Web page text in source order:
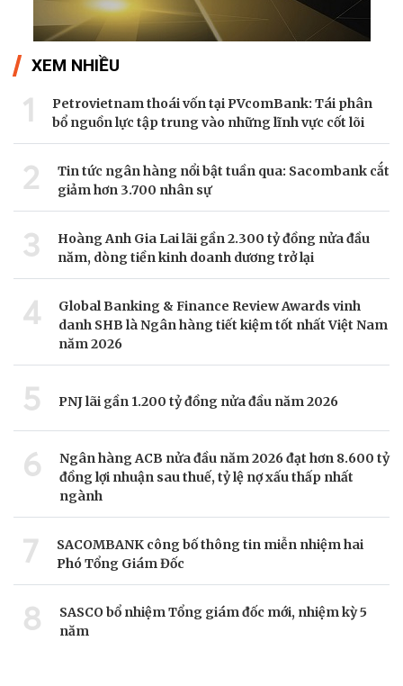
XEM NHIỀU
1
Petrovietnam thoái vốn tại PVcomBank: Tái phân
bổ nguồn lực tập trung vào những lĩnh vực cốt lõi
2
Tin tức ngân hàng nổi bật tuần qua: Sacombank cắt
giảm hơn 3.700 nhân sự
3
Hoàng Anh Gia Lai lãi gần 2.300 tỷ đồng nửa đầu
năm, dòng tiền kinh doanh dương trở lại
4
Global Banking & Finance Review Awards vinh
danh SHB là Ngân hàng tiết kiệm tốt nhất Việt Nam
năm 2026
5 PNJ lãi gần 1.200 tỷ đồng nửa đầu năm 2026
6
Ngân hàng ACB nửa đầu năm 2026 đạt hơn 8.600 tỷ
đồng lợi nhuận sau thuế, tỷ lệ nợ xấu thấp nhất
ngành
7
SACOMBANK công bố thông tin miễn nhiệm hai
Phó Tổng Giám Đốc
8
SASCO bổ nhiệm Tổng giám đốc mới, nhiệm kỳ 5
năm